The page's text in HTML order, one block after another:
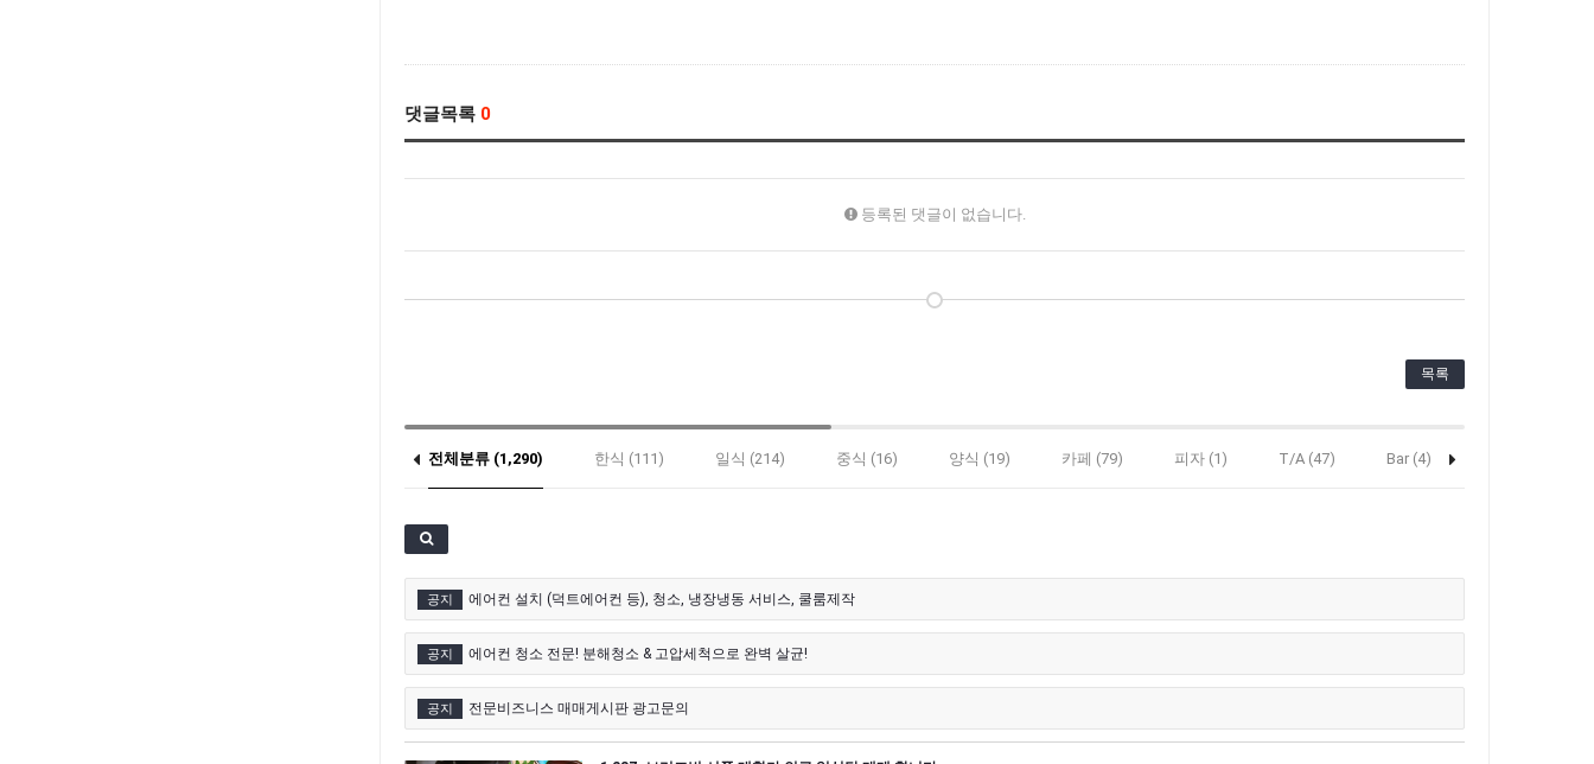
댓글목록 0
등록된 댓글이 없습니다.
목록
전체분류 (1,290) 한식 (111) 일식 (214) 중식 (16) 양식 (19) 카페 (79) 피자 (1) T/A (47) Bar (4)
공지 에어컨 설치 (덕트에어컨 등), 청소, 냉장냉동 서비스, 쿨룸제작
공지 에어컨 청소 전문! 분해청소 & 고압세척으로 완벽 살균!
공지 전문비즈니스 매매게시판 광고문의